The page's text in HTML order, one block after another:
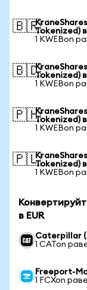
🇧🇷Tokenized)
1 KWEBon
🇧🇩Tokenized)
1 KWEBon
🇵🇭Tokenized)
1 KWEBon
🇵🇱Tokenized)
1 KWEBon
в EUR
Caterpillar
1 CATon
Freeport-
1 FCXon